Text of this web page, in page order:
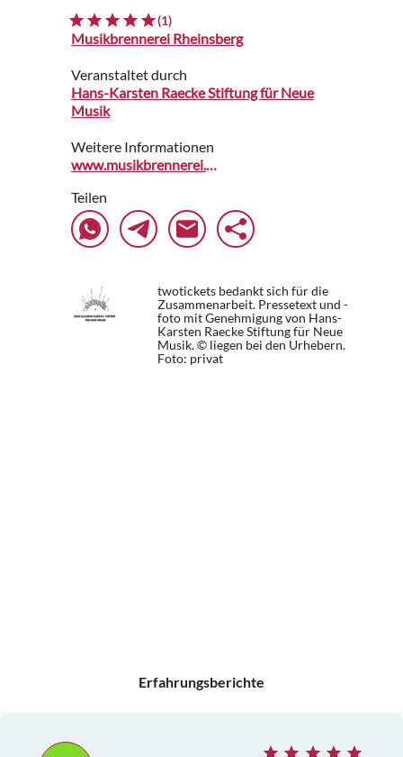
(1)
Musikbrennerei Rheinsberg
Veranstaltet durch
Hans-Karsten Raecke Stiftung für Neue
Musik
Weitere Informationen
www.musikbrennerei.de
Teilen
twotickets bedankt sich für die
Zusammenarbeit. Pressetext und -
foto mit Genehmigung von Hans-
Karsten Raecke Stiftung für Neue
Musik. © liegen bei den Urhebern.
Foto: privat
Erfahrungsberichte